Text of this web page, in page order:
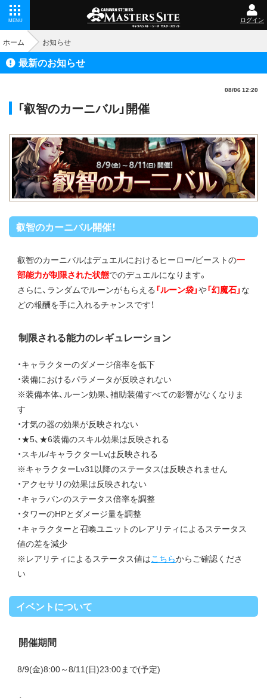
MENU ログイン
ホーム お知らせ
最新のお知らせ
08/06 12:20
「叡智のカーニバル」開催
叡智のカーニバル開催！
叡智のカーニバルはデュエルにおけるヒーロー/ビーストの一
部能力が制限された状態でのデュエルになります。
さらに、ランダムでルーンがもらえる 「ルーン袋」や「幻魔石」 な
どの報酬を手に入れるチャンスです！
制限される能力のレギュレーション
・キャラクターのダメージ倍率を低下
・装備におけるパラメータが反映されない
※装備本体、ルーン効果、補助装備すべての影響がなくなりま
す
・才気の器の効果が反映されない
・★5、★6装備のスキル効果は反映される
・スキル/キャラクターLvは反映される
※キャラクターLv31以降のステータスは反映されません
・アクセサリの効果は反映されない
・キャラバンのステータス倍率を調整
・タワーのHPとダメージ量を調整
・キャラクターと召喚ユニットのレアリティによるステータス
値の差を減少
※レアリティによるステータス値はこちらからご確認くださ
い
イベントについて
開催期間
8/9(金)8:00～8/11(日)23:00まで(予定)